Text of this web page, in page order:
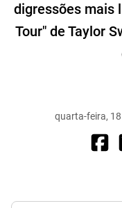
digressões mais
Tour" de Taylor
quarta-feira,